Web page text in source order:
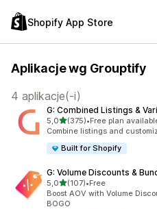
Shopify App Store
Aplikacje wg Grouptify
4 aplikacje(-i)
G: Combined Listings &
5,0na 5 gwiazdek
(375)
Łączna liczba recenzji: 375
•Free plan
Combine listings and
Built for Shopify
G: Volume Discounts &
5,0na 5 gwiazdek
(107)
Łączna liczba recenzji: 107
•Free
Boost AOV with Volume
BOGO